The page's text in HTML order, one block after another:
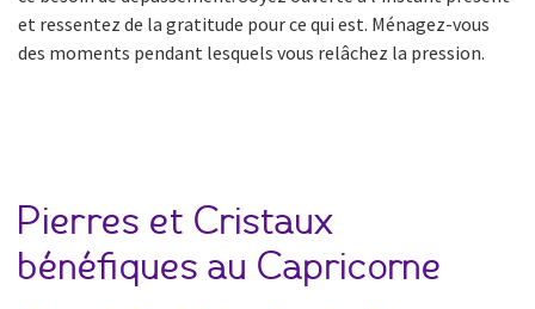
et ressentez de la gratitude pour ce qui est. Ménagez-vous
des moments pendant lesquels vous relâchez la pression.
Pierres et Cristaux
bénéfiques au Capricorne